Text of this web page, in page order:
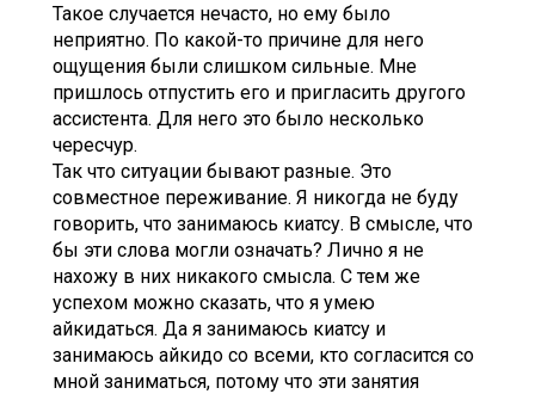
Такое случается нечасто, но ему было
неприятно. По какой-то причине для него
ощущения были слишком сильные. Мне
пришлось отпустить его и пригласить другого
ассистента. Для него это было несколько
чересчур.
Так что ситуации бывают разные. Это
совместное переживание. Я никогда не буду
говорить, что занимаюсь киатсу. В смысле, что
бы эти слова могли означать? Лично я не
нахожу в них никакого смысла. С тем же
успехом можно сказать, что я умею
айкидаться. Да я занимаюсь киатсу и
занимаюсь айкидо со всеми, кто согласится со
мной заниматься, потому что эти занятия